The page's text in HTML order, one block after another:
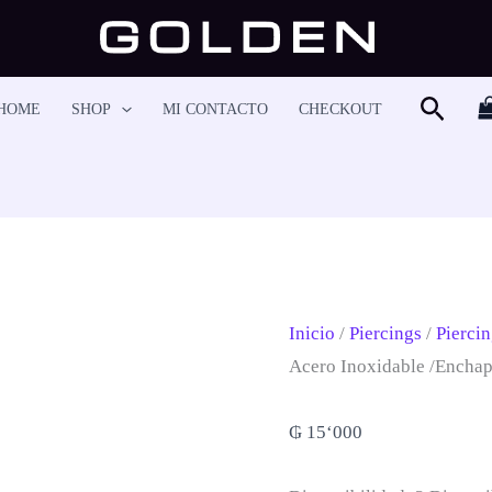
SHOP MI CONTACTO CHECKOUT
Inicio / Piercings /
Acero Inoxidable /
₲15‘000
Helix
-
HS6276